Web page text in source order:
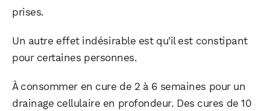
prises.
Un autre effet indésirable est qu’il est constipant
pour certaines personnes.
À consommer en cure de 2 à 6 semaines pour un
drainage cellulaire en profondeur. Des cures de 10